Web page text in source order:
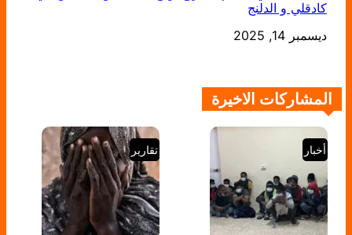
كادقلي و الدلنج
التاريخ
ديسمبر 14, 2025
المشاركات الاخيرة
أخبار تقارير